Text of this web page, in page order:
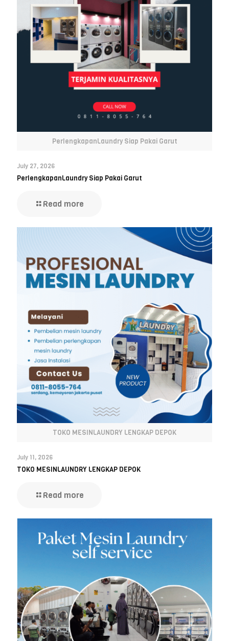
PerlengkapanLaundry Siap Pakai Garut
July 27, 2026
PerlengkapanLaundry Siap Pakai Garut
Read more
TOKO MESINLAUNDRY LENGKAP DEPOK
July 11, 2026
TOKO MESINLAUNDRY LENGKAP DEPOK
Read more